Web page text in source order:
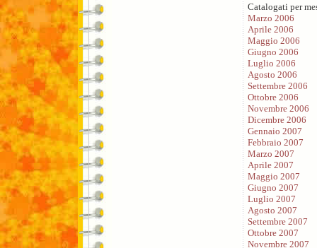
Catalogati per
Marzo 2006
Aprile 2006
Maggio 2006
Giugno 2006
Luglio 2006
Agosto 2006
Settembre 2006
Ottobre 2006
Novembre 2006
Dicembre 2006
Gennaio 2007
Febbraio 2007
Marzo 2007
Aprile 2007
Maggio 2007
Giugno 2007
Luglio 2007
Agosto 2007
Settembre 2007
Ottobre 2007
Novembre 2007